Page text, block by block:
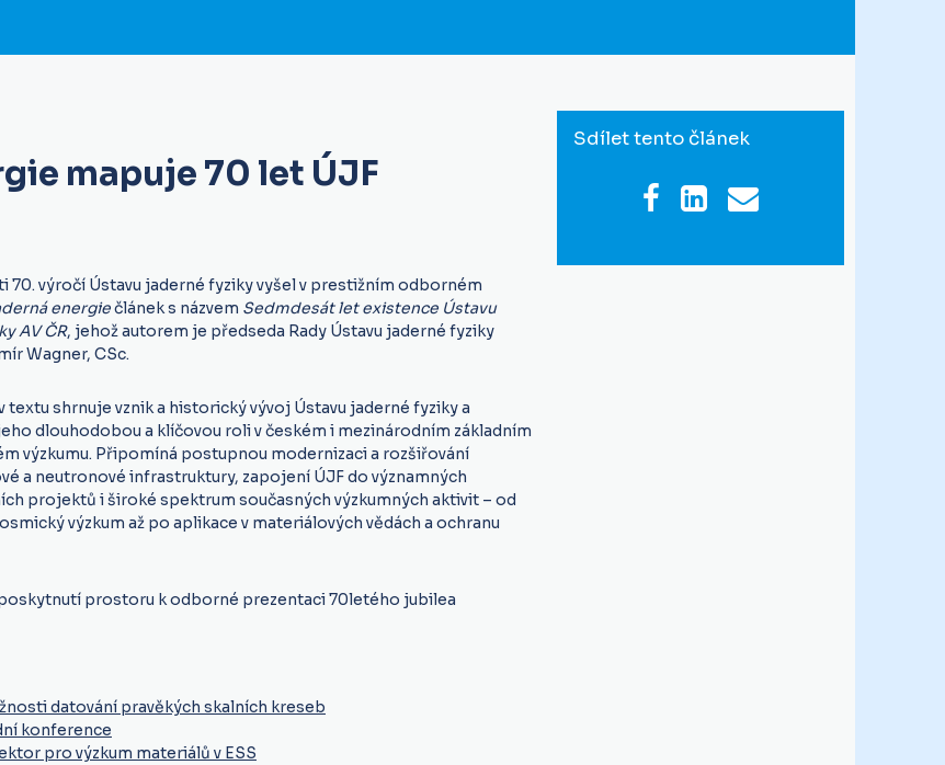
mapuje 70 let ÚJF
70. výročí Ústavu jaderné fyzikyvyšel v prestižním odborném
energiečláneks názvem Sedmdesát let existence Ústavu
AV ČR, jehož autorem je předseda Rady Ústavu jaderné fyziky
Wagner, CSc.
textu shrnuje vznik a historický vývoj Ústavu jaderné fyziky a
dlouhodobou a klíčovou roli v českém i mezinárodním základním
výzkumu. Připomíná postupnou modernizaci a rozšiřování
a neutronové infrastruktury, zapojení ÚJF do významných
projektů i široké spektrum současných výzkumných aktivit – od
výzkum až po aplikace v materiálových vědách a ochranu
prostoru k odborné prezentaci 70letého jubilea
datování pravěkých skalních kreseb
konference
pro výzkum materiálů v ESS
Sdílet tento článek